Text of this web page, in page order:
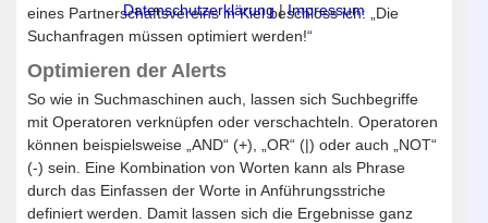
eines Partnerschaftsvereins in Kiel beschloss ich: „Die
Suchanfragen müssen optimiert werden!“
Optimieren der Alerts
So wie in Suchmaschinen auch, lassen sich Suchbegriffe
mit Operatoren verknüpfen oder verschachteln. Operatoren
können beispielsweise „AND“ (+), „OR“ (|) oder auch „NOT“
(-) sein. Eine Kombination von Worten kann als Phrase
durch das Einfassen der Worte in Anführungsstriche
definiert werden. Damit lassen sich die Ergebnisse ganz
Datenschutzerklärung|Impressum